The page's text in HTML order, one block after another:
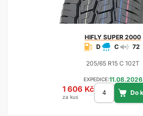
HIFLY SUPER 2000
D
C 72
205/65 R15 C 102T
EXPEDICE:11.08.2026
1 606 Kč
za kus